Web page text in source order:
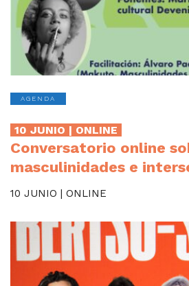
AGENDA
10 JUNIO | ONLINE
Conversatorio online
masculinidades e
10 JUNIO | ONLINE